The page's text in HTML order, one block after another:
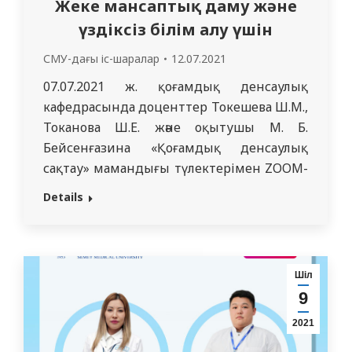
Жеке мансаптық даму және
үздіксіз білім алу үшін
СМУ-дағы іс-шаралар 12.07.2021
07.07.2021 ж. қоғамдық денсаулық
кафедрасында доценттер Токешева Ш.М.,
Токанова Ш.Е. және оқытушы М. Б.
Бейсенғазина «Қоғамдық денсаулық
сақтау» мамандығы түлектерімен ZOOM-
конференция форматында кәсіби
құру және білім берудің үздіксіздігін
қамтамасыз етуге көмек көрсету.
«Қоғамдық денсаулық сақтау»
мамандықтарының магистартура білім
Details
Шіл
9
2021